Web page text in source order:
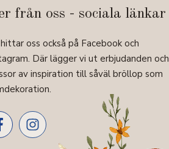
från oss - sociala länkar
oss också på Facebook och
Där lägger vi ut erbjudanden och
av inspiration till såväl bröllop som